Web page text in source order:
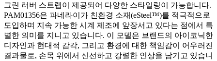
그린 러버 스트랩이 제공되어 다양한 스타일링이 가능합니다.
PAM01356은 파네라이가 친환경 소재(eSteel™)를 적극적으로
도입하며 지속 가능한 시계 제조에 앞장서고 있다는 점에서 특
별한 의미를 지니고 있습니다. 이 모델은 브랜드의 아이코닉한
디자인과 현대적 감각, 그리고 환경에 대한 책임감이 어우러진
결과물로, 손목 위에서 신선하고 강렬한 인상을 남기고 있습니